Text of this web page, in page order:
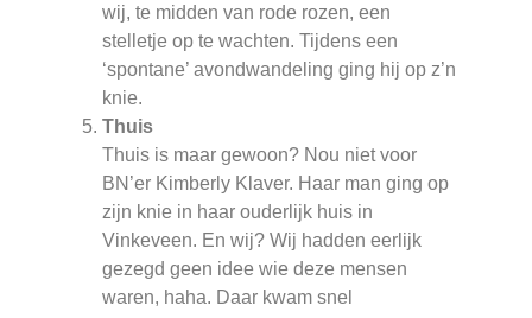
wij, te midden van rode rozen, een
stelletje op te wachten. Tijdens een
‘spontane’ avondwandeling ging hij op z’n
knie.
Thuis
Thuis is maar gewoon? Nou niet voor
BN’er Kimberly Klaver. Haar man ging op
zijn knie in haar ouderlijk huis in
Vinkeveen. En wij? Wij hadden eerlijk
gezegd geen idee wie deze mensen
waren, haha. Daar kwam snel